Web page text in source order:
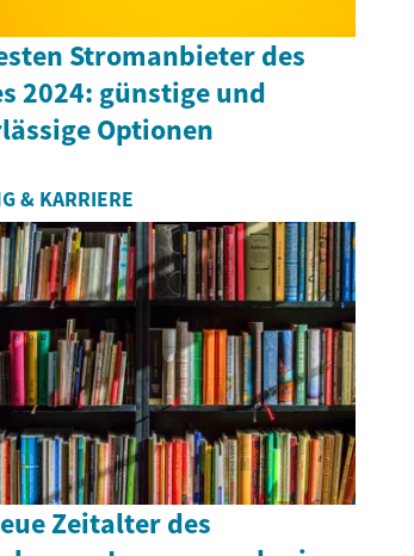
Stromanbieter des
2024: günstige und
Optionen
& KARRIERE
Zeitalter des